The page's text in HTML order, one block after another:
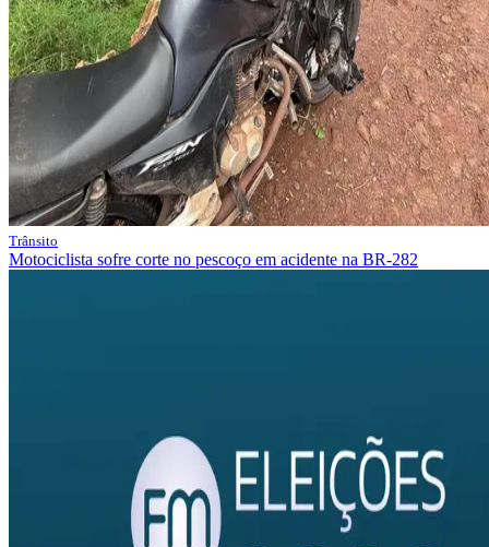
Trânsito
Motociclista sofre corte no pescoço em acidente na BR-282